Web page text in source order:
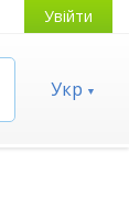
Увійти
Укр